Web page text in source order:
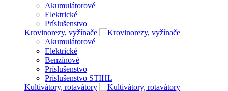
Akumulátorové
Elektrické
Príslušenstvo
Krovinorezy, vyžínače
Akumulátorové
Elektrické
Benzínové
Príslušenstvo
Príslušenstvo STIHL
Kultivátory, rotavátory